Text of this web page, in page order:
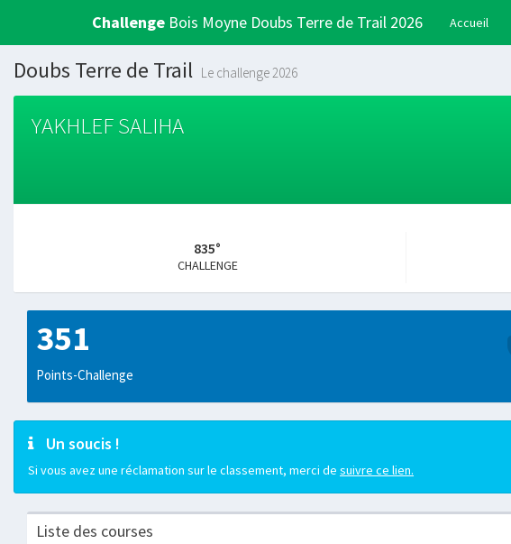
Challenge Bois Moyne Doubs Terre de Trail 2026 Accueil
Doubs Terre de Trail Le challenge 2026
YAKHLEF SALIHA
835°
CHALLENGE
351
Points-Challenge
Un soucis !
Si vous avez une réclamation sur le classement, merci de suivre ce lien.
Liste des courses